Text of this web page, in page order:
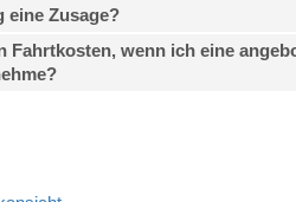
eine Zusage?
Fahrtkosten, wenn ich eine